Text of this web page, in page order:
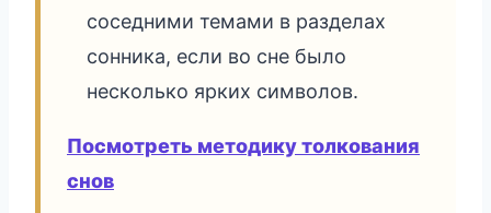
соседними темами в разделах
сонника, если во сне было
несколько ярких символов.
Посмотреть методику толкования
снов